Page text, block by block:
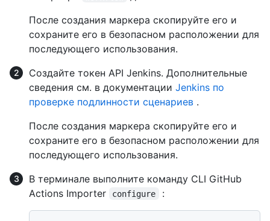
После создания маркера скопируйте его и
сохраните его в безопасном расположении для
последующего использования.
Создайте токен API Jenkins. Дополнительные
сведения см. в документации Jenkins по
проверке подлинности сценариев .
После создания маркера скопируйте его и
сохраните его в безопасном расположении для
последующего использования.
В терминале выполните команду CLI GitHub
Actions Importer
configure :